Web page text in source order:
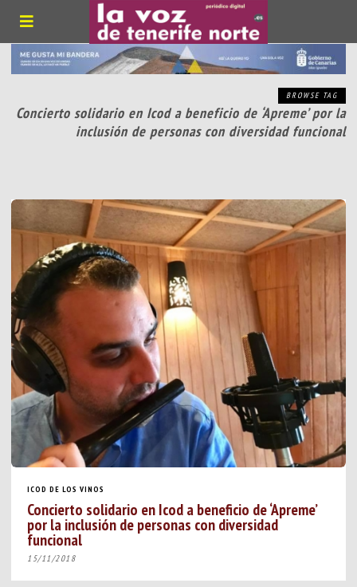
BROWSE TAG
Concierto solidario en Icod a beneficio de ‘Apreme’ por la
inclusión de personas con diversidad funcional
ICOD DE LOS VINOS
Concierto solidario en Icod a beneficio de ‘Apreme’
por la inclusión de personas con diversidad
funcional
15/11/2018